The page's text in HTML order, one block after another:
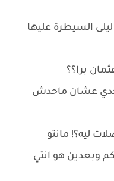
السيطرة عليها
برا؟؟
عشان ماحدش
ليه؟! مانتو
وبعدين هو انتي